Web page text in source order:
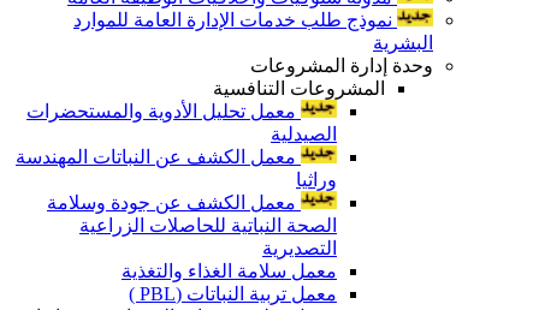
نموذج طلب خدمات الإدارة العامة للموارد
البشرية
وحدة إدارة المشروعات
المشروعات التنافسية
معمل تحليل الأدوية والمستحضرات
الصيدلية
معمل الكشف عن النباتات المهندسة
وراثيا
معمل الكشف عن جودة وسلامة
الصحة النباتية للحاصلات الزراعية
التصديرية
معمل سلامة الغذاء والتغذية
معمل تربية النباتات (PBL )